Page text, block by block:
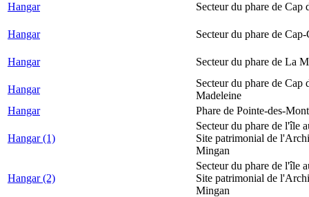
Hangar Secteur du phare de Cap
Hangar Secteur du phare de Cap-
Hangar Secteur du phare de La
Hangar
Secteur du phare de Cap
Madeleine
Hangar
Phare de Pointe-des-
Hangar (1)
Secteur du phare de l'île
Site patrimonial de
Mingan
Hangar (2)
Secteur du phare de l'île
Site patrimonial de
Mingan